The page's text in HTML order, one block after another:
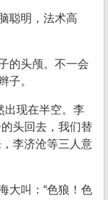
聪明，法术高
的头颅。不一会
子。
出现在半空。李
头回去，我们替
李济沧等三人意
大叫：“色狼！色